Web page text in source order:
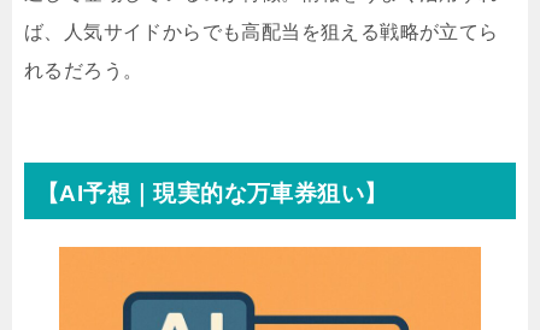
ば、人気サイドからでも高配当を狙える戦略が立てら
れるだろう。
【AI予想｜現実的な万車券狙い】